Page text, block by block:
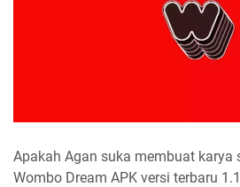
Apakah Agan suka membuat karya
Wombo Dream APK versi terbaru